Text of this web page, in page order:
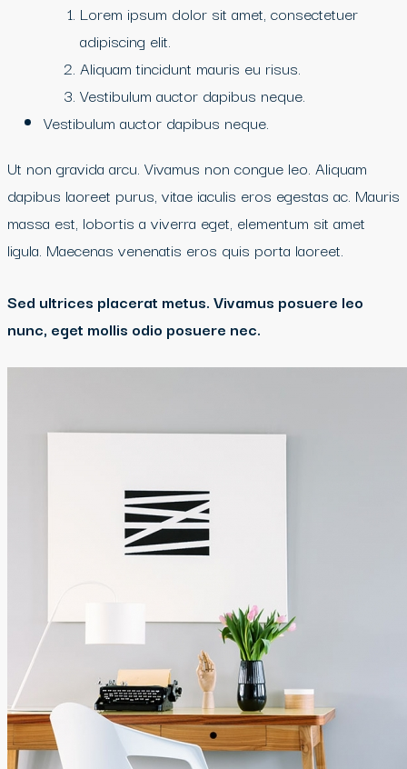
Lorem ipsum dolor sit amet, consectetuer
adipiscing elit.
Aliquam tincidunt mauris eu risus.
Vestibulum auctor dapibus neque.
Vestibulum auctor dapibus neque.
Ut non gravida arcu. Vivamus non congue leo. Aliquam
dapibus laoreet purus, vitae iaculis eros egestas ac. Mauris
massa est, lobortis a viverra eget, elementum sit amet
ligula. Maecenas venenatis eros quis porta laoreet.
Sed ultrices placerat metus. Vivamus posuere leo
nunc, eget mollis odio posuere nec.